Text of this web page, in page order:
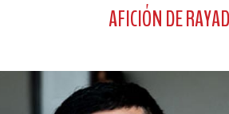
AFICIÓN DE